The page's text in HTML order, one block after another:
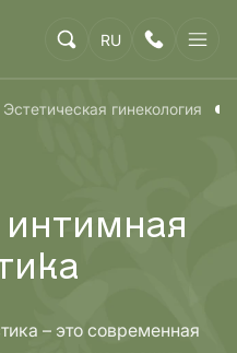
RU
Эстетическая гинекология
интимная
– это современная